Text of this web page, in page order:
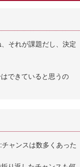
それが課題だし、決定
できていると思うの
ャンスは数多くあった